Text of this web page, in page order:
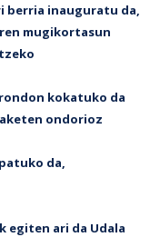
berria inauguratu da,
mugikortasun
kokatuko da
ondorioz
da,
egiten ari da Udala